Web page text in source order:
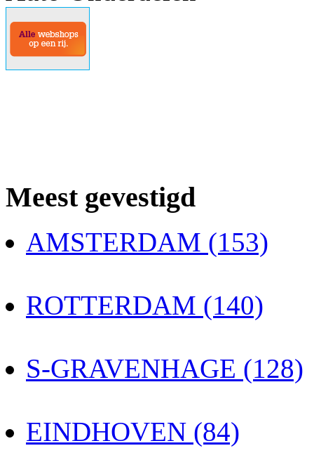
Meest gevestigd
AMSTERDAM (153)
ROTTERDAM (140)
S-GRAVENHAGE (128)
EINDHOVEN (84)